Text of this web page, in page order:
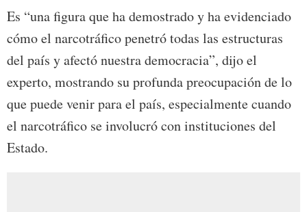
Es “una figura que ha demostrado y ha evidenciado
cómo el narcotráfico penetró todas las estructuras
del país y afectó nuestra democracia”, dijo el
experto, mostrando su profunda preocupación de lo
que puede venir para el país, especialmente cuando
el narcotráfico se involucró con instituciones del
Estado.